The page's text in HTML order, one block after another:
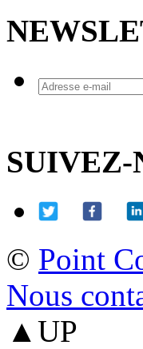
SUIVEZ-
© Point
Nous
▲UP